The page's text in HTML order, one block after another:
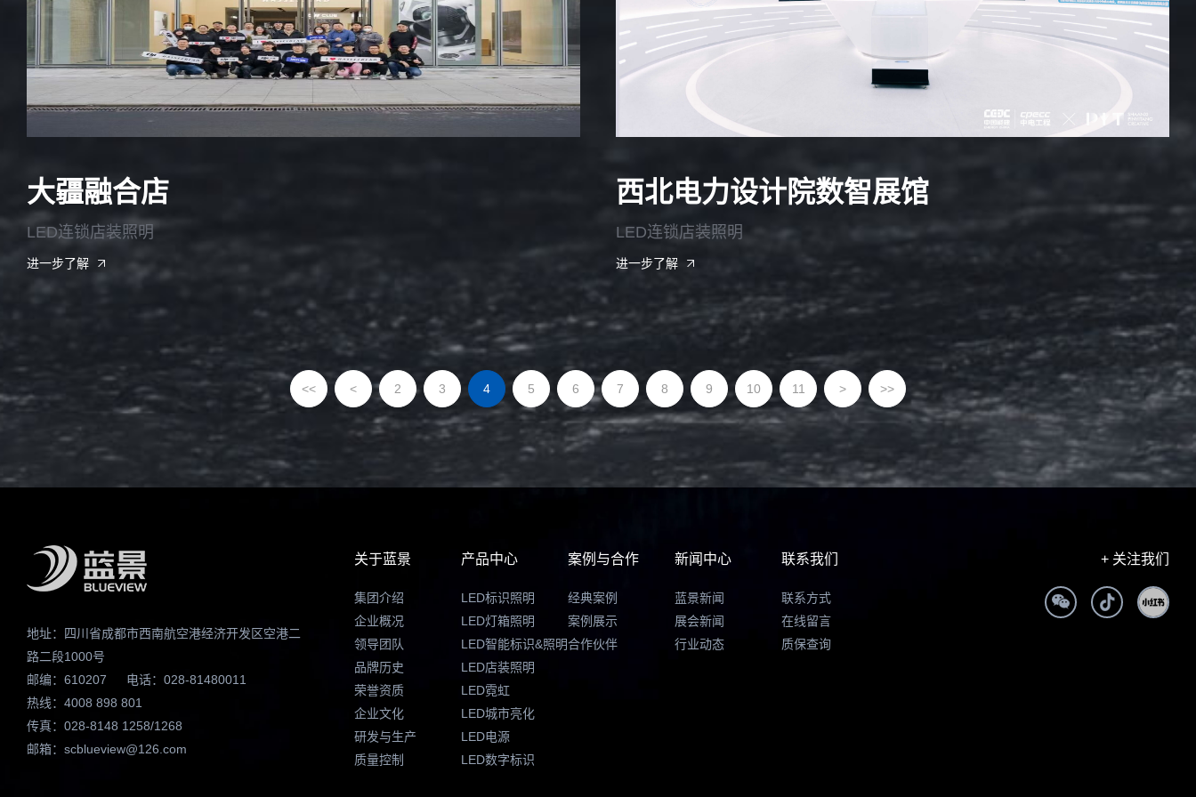
大疆融合店
LED连锁店装照明
进一步了解
西北电力设计院数智展馆
LED连锁店装照明
进一步了解
<< < 2 3 4 5 6 7 8 9 10 11 > >>
地址：四川省成都市西南航空港经济开发区空港二
路二段1000号
邮编：610207
电话：028-81480011
热线：4008 898 801
传真：028-8148 1258/1268
邮箱：scblueview@126.com
关于蓝景
集团介绍
企业概况
领导团队
品牌历史
荣誉资质
企业文化
研发与生产
质量控制
产品中心
LED标识照明
LED灯箱照明
LED智能标识&照明
LED店装照明
LED霓虹
LED城市亮化
LED电源
LED数字标识
案例与合作
经典案例
案例展示
合作伙伴
新闻中心
蓝景新闻
展会新闻
行业动态
联系我们
联系方式
在线留言
质保查询
+ 关注我们